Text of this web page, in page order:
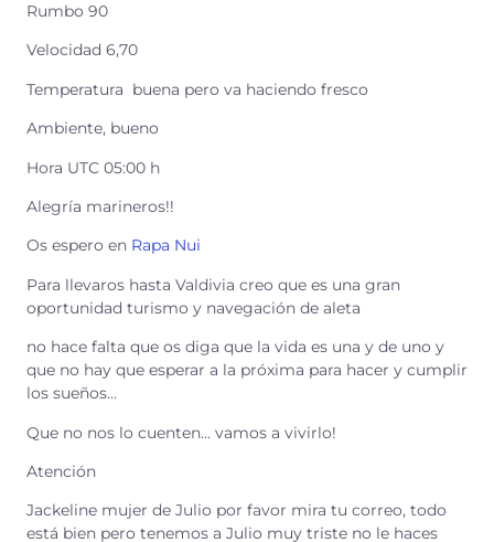
Rumbo 90
Velocidad 6,70
Temperatura buena pero va haciendo fresco
Ambiente, bueno
Hora UTC 05:00 h
Alegría marineros!!
Os espero en Rapa Nui
Para llevaros hasta Valdivia creo que es una gran
oportunidad turismo y navegación de aleta
no hace falta que os diga que la vida es una y de uno y
que no hay que esperar a la próxima para hacer y cumplir
los sueños…
Que no nos lo cuenten… vamos a vivirlo!
Atención
Jackeline mujer de Julio por favor mira tu correo, todo
está bien pero tenemos a Julio muy triste no le haces